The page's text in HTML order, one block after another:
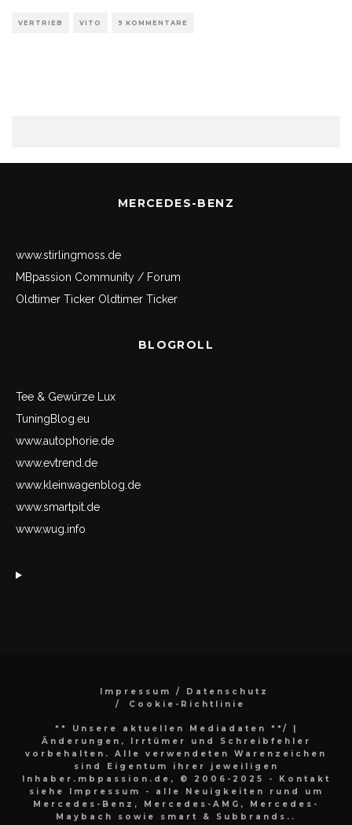
VERTRIEB VITO 9 KOMMENTARE
MERCEDES-BENZ
www.stirlingmoss.de
MBpassion Community / Forum
Oldtimer Ticker Oldtimer Ticker
BLOGROLL
Tee & Gewürze Lux
TuningBlog.eu
www.autophorie.de
www.evtrend.de
www.kleinwagenblog.de
www.smartpit.de
www.wug.info
Impressum / Datenschutz
Cookie-Richtlinie
** Unsere aktuellen Mediadaten **/
Änderungen, Irrtümer und Schreibfehler
vorbehalten. Alle verwendeten Warenzeichen
sind Eigentum ihrer jeweiligen
Inhaber.mbpassion.de, © 2006-2025 - Kontakt
siehe Impressum - alle Neuigkeiten rund um
Mercedes-Benz, Mercedes-AMG, Mercedes-
Maybach sowie smart & Subbrands..